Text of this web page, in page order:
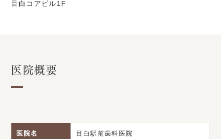
目白コアビル1F
医院概要
医院名 目白駅前歯科医院